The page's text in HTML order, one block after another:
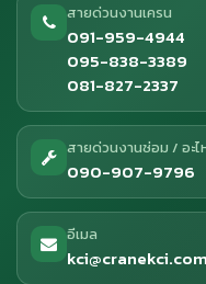
สายด่วนงานเครน
091-959-4944
095-838-3389
081-827-2337
สายด่วนงานซ่อม / อะไ
090-907-9796
อีเมล
kci@cranekci.com